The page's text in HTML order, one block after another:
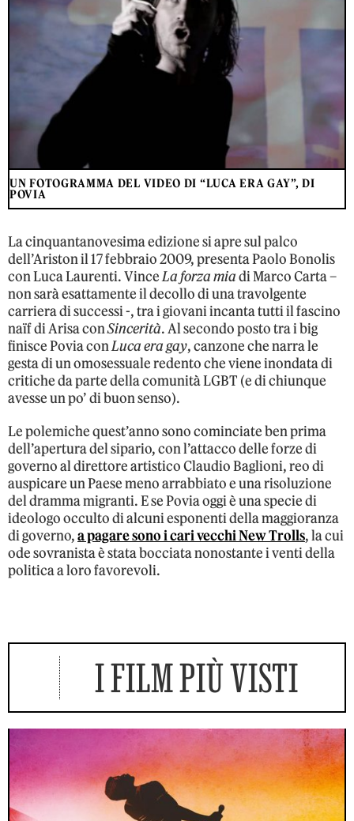
UN FOTOGRAMMA DEL VIDEO DI “LUCA ERA GAY”, DI
POVIA
La cinquantanovesima edizione si apre sul palco
dell’Ariston il 17 febbraio 2009, presenta Paolo Bonolis
con Luca Laurenti. VinceLa forza miadi Marco Carta –
non sarà esattamente il decollo di una travolgente
carriera di successi -, tra i giovani incanta tutti il fascino
naïf di Arisa conSincerità. Al secondo posto tra i big
finisce Povia conLuca era gay, canzone che narra le
gesta di un omosessuale redento che viene inondata di
critiche da parte della comunità LGBT (e di chiunque
avesse un po’ di buon senso).
Le polemiche quest’anno sono cominciate ben prima
dell’apertura del sipario, con l’attacco delle forze di
governo al direttore artistico Claudio Baglioni, reo di
auspicare un Paese meno arrabbiato e una risoluzione
del dramma migranti. E se Povia oggi è una specie di
ideologo occulto di alcuni esponenti della maggioranza
di governo,a pagare sono i cari vecchi New Trolls, la cui
ode sovranista è stata bocciata nonostante i venti della
politica a loro favorevoli.
I FILM PIÙ VISTI